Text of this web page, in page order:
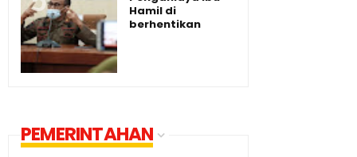
Hamil di
berhentikan
PEMERINTAHAN